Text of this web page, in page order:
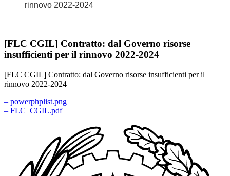
rinnovo 2022-2024
[FLC CGIL] Contratto: dal Governo risorse
insufficienti per il rinnovo 2022-2024
[FLC CGIL] Contratto: dal Governo risorse insufficienti per il
rinnovo 2022-2024
– powerphplist.png
– FLC_CGIL.pdf